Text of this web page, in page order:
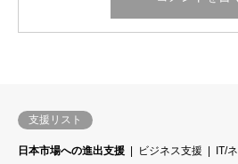
支援リスト
日本市場への進出支援 ビジネス支援
IT/